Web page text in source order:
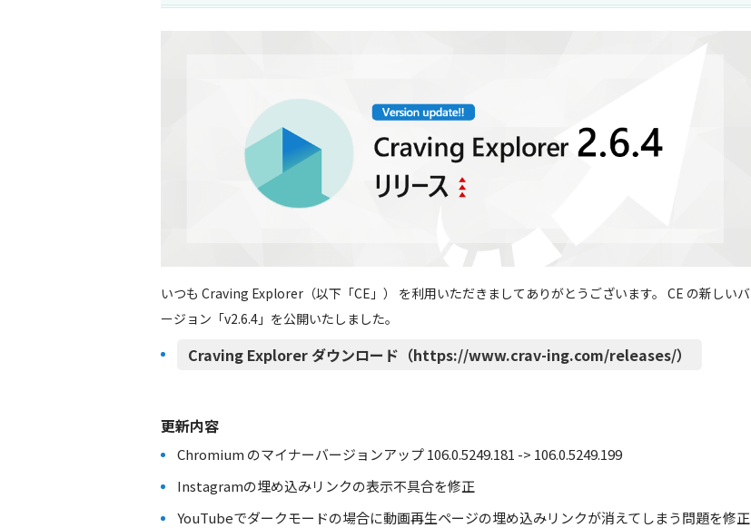
いつも Craving Explorer（以下「CE」） を利用いただきましてありがとうございます。 CE の新しいバ
ージョン「v2.6.4」を公開いたしました。
Craving Explorer ダウンロード（https://www.crav-ing.com/releases/）
更新内容
Chromium のマイナーバージョンアップ 106.0.5249.181 -> 106.0.5249.199
Instagramの埋め込みリンクの表示不具合を修正
YouTubeでダークモードの場合に動画再生ページの埋め込みリンクが消えてしまう問題を修正